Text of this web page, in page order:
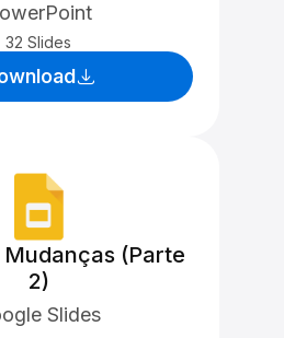
32 Slides
Mudanças (Parte
2)
Slides